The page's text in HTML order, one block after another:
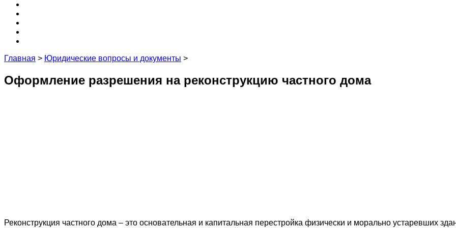
Главная > Юридические вопросы и документы >
Оформление разрешения на реконструкцию частного дома
Реконструкция частного дома – это основательная и капитальная перестройка физически и морально устаревших